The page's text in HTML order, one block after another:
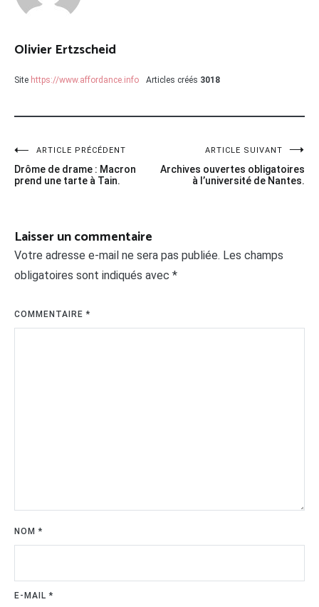
Olivier Ertzscheid
Site https://www.affordance.info Articles créés 3018
Navigation
de
ARTICLE PRÉCÉDENT
Drôme de drame : Macron
prend une tarte à Tain.
ARTICLE SUIVANT
Archives ouvertes obligatoires
à l’université de Nantes.
Laisser un commentaire
Votre adresse e-mail ne sera pas publiée. Les champs
obligatoires sont indiqués avec *
COMMENTAIRE*
NOM*
E-MAIL*